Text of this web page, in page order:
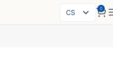
CS
0